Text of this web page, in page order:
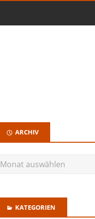
ARCHIV
KATEGORIEN